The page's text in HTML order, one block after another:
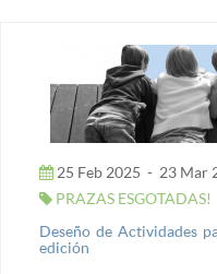
25 Feb 2025 - 23 Mar
PRAZAS ESGOTADAS!
Deseño de Actividades
edición